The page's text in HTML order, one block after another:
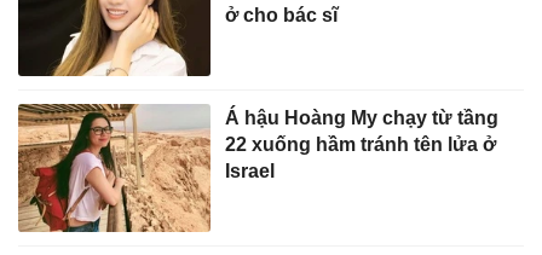
ở cho bác sĩ
Á hậu Hoàng My chạy từ tầng
22 xuống hầm tránh tên lửa ở
Israel